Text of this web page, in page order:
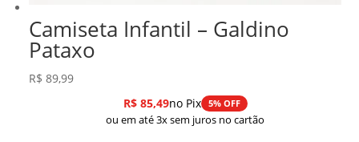
Camiseta Infantil – Galdino
Pataxo
R$ 89,99
R$85,49no Pix 5% OFF
ou em até 3x sem juros no cartão